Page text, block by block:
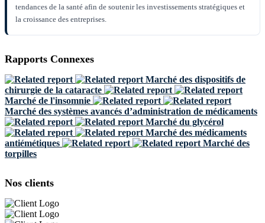
tendances de la santé afin de soutenir les investissements stratégiques et
la croissance des entreprises.
Rapports Connexes
Marché des dispositifs de
chirurgie de la cataracte
Marché de l'insomnie
Marché des systèmes avancés d’administration de médicaments
Marché du glycérol
Marché des médicaments
antiémétiques
Marché des
torpilles
Nos clients